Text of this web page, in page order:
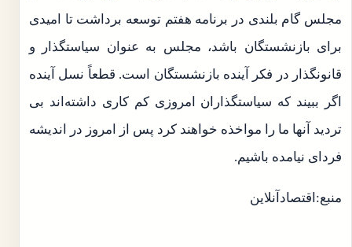
مجلس گام بلندی در برنامه هفتم توسعه برداشت تا امیدی
برای بازنشستگان باشد، مجلس به عنوان سیاستگذار و
قانونگذار در فکر آینده بازنشستگان است. قطعاً نسل آینده
اگر ببیند که سیاستگذاران امروزی کم کاری داشته‌اند بی
تردید آنها ما را مواخذه خواهند کرد پس از امروز در اندیشه
فردای نیامده باشیم.
منبع:اقتصادآنلاین